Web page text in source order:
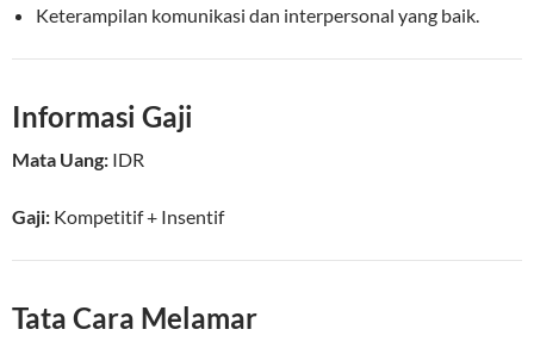
Keterampilan komunikasi dan interpersonal yang baik.
Informasi Gaji
Mata Uang: IDR
Gaji: Kompetitif+ Insentif
Tata Cara Melamar